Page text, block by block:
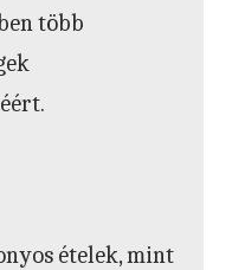
több
ételek, mint